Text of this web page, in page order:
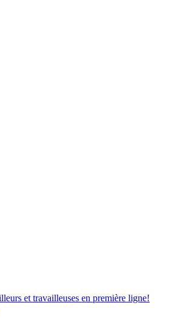
et travailleuses en première ligne!